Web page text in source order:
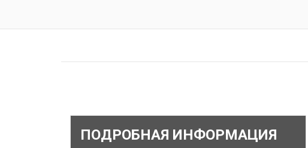
ПОДРОБНАЯ ИНФОРМАЦИЯ